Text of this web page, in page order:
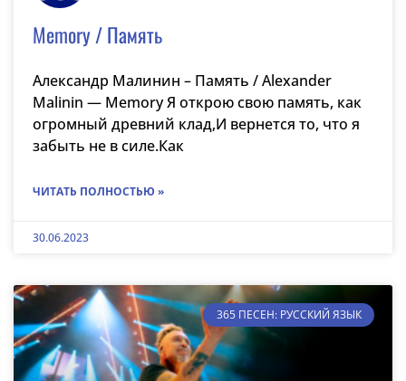
Memory / Память
Александр Малинин – Память / Alexander
Malinin — Memory Я открою свою память, как
огромный древний клад,И вернется то, что я
забыть не в силе.Как
ЧИТАТЬ ПОЛНОСТЬЮ »
30.06.2023
365 ПЕСЕН: РУССКИЙ ЯЗЫК